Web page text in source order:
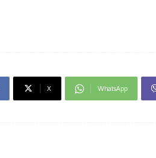
X WhatsApp